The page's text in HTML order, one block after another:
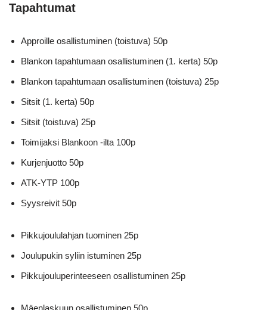
Tapahtumat
Approille osallistuminen (toistuva) 50p
Blankon tapahtumaan osallistuminen (1. kerta) 50p
Blankon tapahtumaan osallistuminen (toistuva) 25p
Sitsit (1. kerta) 50p
Sitsit (toistuva) 25p
Toimijaksi Blankoon -ilta 100p
Kurjenjuotto 50p
ATK-YTP 100p
Syysreivit 50p
Pikkujoululahjan tuominen 25p
Joulupukin syliin istuminen 25p
Pikkujouluperinteeseen osallistuminen 25p
Mäenlaskuun osallistuminen 50p